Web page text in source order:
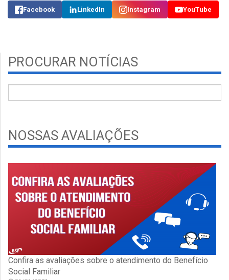
Facebook LinkedIn Instagram YouTube
PROCURAR NOTÍCIAS
NOSSAS AVALIAÇÕES
Confira as avaliações sobre o atendimento do Benefício
Social Familiar